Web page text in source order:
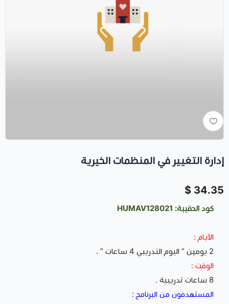
إدارة التغيير في المنظمات الخيرية
34.35 $
كود الحقيبة: HUMAV128021
الأيام :
2 يومين ” اليوم التدريبي 4 ساعات ” .
الوقت :
8 ساعات تدريبية .
المستهدفون من البرنامج :